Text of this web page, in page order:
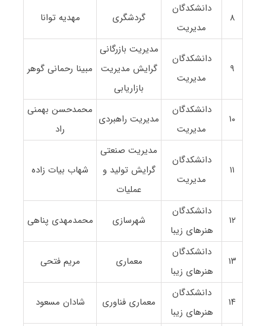
۸
دانشکدگان
مدیریت
گردشگری مهدیه توانا
۹
دانشکدگان
مدیریت
مدیریت بازرگانی
گرایش مدیریت
بازاریابی
مبینا رحمانی گوهر
۱۰
دانشکدگان
مدیریت
مدیریت راهبردی
محمدحسن بهمنی
راد
۱۱
دانشکدگان
مدیریت
مدیریت صنعتی
گرایش تولید و
عملیات
شهاب بیات زاده
۱۲
دانشکدگان
هنرهای زیبا
شهرسازی محمدمهدی پناهی
۱۳
دانشکدگان
هنرهای زیبا
معماری مریم فتحی
۱۴
دانشکدگان
هنرهای زیبا
معماری فناوری شادان مسعود